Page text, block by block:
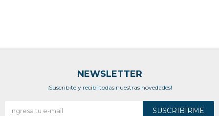
NEWSLETTER
¡Suscribite y recibí todas nuestras novedades!
SUSCRIBIRME